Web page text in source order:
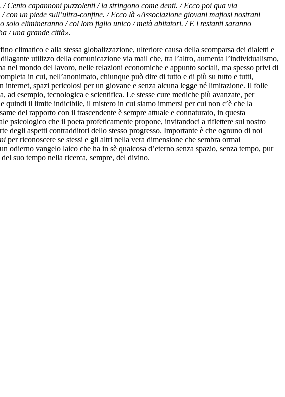
capannoni puzzolenti / la stringono come denti. / Ecco poi qua via
un piede sull’ultra-confine. / Ecco là «Associazione giovani mafiosi nostrani
elimineranno / col loro figlio unico / metà abitatori. / E i restanti saranno
/ una grande città».
climatico e alla stessa globalizzazione, ulteriore causa della scomparsa dei dialetti e
utilizzo della comunicazione via mail che, tra l’altro, aumenta l’individualismo,
nel mondo del lavoro, nelle relazioni economiche e appunto sociali, ma spesso privi di
in cui, nell’anonimato, chiunque può dire di tutto e di più su tutto e tutti,
internet, spazi pericolosi per un giovane e senza alcuna legge né limitazione. Il folle
esempio, tecnologica e scientifica. Le stesse cure mediche più avanzate, per
quindi il limite indicibile, il mistero in cui siamo immersi per cui non c’è che la
del rapporto con il trascendente è sempre attuale e connaturato, in questa
psicologico che il poeta profeticamente propone, invitandoci a riflettere sul nostro
degli aspetti contradditori dello stesso progresso. Importante è che ognuno di noi
per riconoscere se stessi e gli altri nella vera dimensione che sembra ormai
vangelo laico che ha in sè qualcosa d’eterno senza spazio, senza tempo, pur
suo tempo nella ricerca, sempre, del divino.